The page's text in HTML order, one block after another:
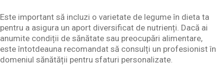
Este important să incluzi o varietate de legume în dieta ta
pentru a asigura un aport diversificat de nutrienți. Dacă ai
anumite condiții de sănătate sau preocupări alimentare,
este întotdeauna recomandat să consulți un profesionist în
domeniul sănătății pentru sfaturi personalizate.